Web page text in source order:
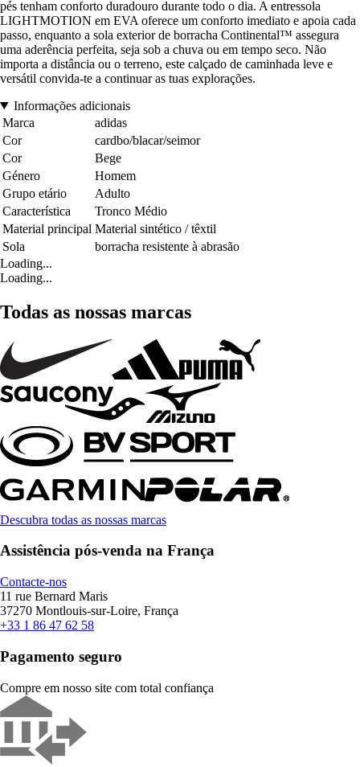
pés tenham conforto duradouro durante todo o dia. A entressola
LIGHTMOTION em EVA oferece um conforto imediato e apoia cada
passo, enquanto a sola exterior de borracha Continental™ assegura
uma aderência perfeita, seja sob a chuva ou em tempo seco. Não
importa a distância ou o terreno, este calçado de caminhada leve e
versátil convida-te a continuar as tuas explorações.
Informações adicionais
Marca
adidas
Cor
cardbo/blacar/seimor
Cor
Bege
Género
Homem
Grupo etário
Adulto
Característica
Tronco Médio
Material principal Material sintético / têxtil
Sola
borracha resistente à abrasão
Loading...
Loading...
Todas as nossas marcas
Descubra todas as nossas marcas
Assistência pós-venda na França
Contacte-nos
11 rue Bernard Maris
37270 Montlouis-sur-Loire, França
+33 1 86 47 62 58
Pagamento seguro
Compre em nosso site com total confiança